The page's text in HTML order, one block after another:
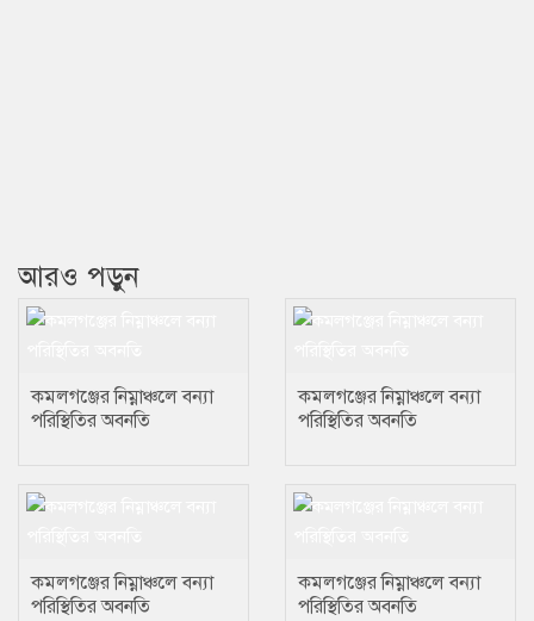
আরও পড়ুন
কমলগঞ্জের নিম্নাঞ্চলে বন্যা
পরিস্থিতির অবনতি
কমলগঞ্জের নিম্নাঞ্চলে বন্যা
পরিস্থিতির অবনতি
কমলগঞ্জের নিম্নাঞ্চলে বন্যা
পরিস্থিতির অবনতি
কমলগঞ্জের নিম্নাঞ্চলে বন্যা
পরিস্থিতির অবনতি